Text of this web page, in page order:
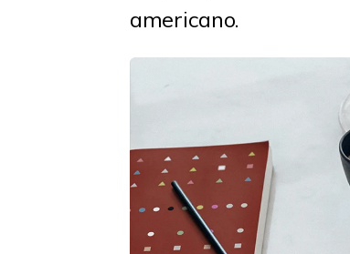
americano.